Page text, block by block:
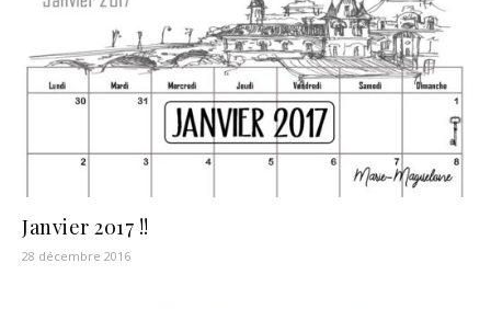
Janvier 2017 !!
28 décembre 2016